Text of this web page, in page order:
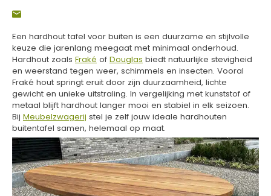
Een hardhout tafel voor buiten is een duurzame en stijlvolle
keuze die jarenlang meegaat met minimaal onderhoud.
Hardhout zoals Fraké of Douglas biedt natuurlijke stevigheid
en weerstand tegen weer, schimmels en insecten. Vooral
Fraké hout springt eruit door zijn duurzaamheid, lichte
gewicht en unieke uitstraling. In vergelijking met kunststof of
metaal blijft hardhout langer mooi en stabiel in elk seizoen.
Bij Meubelzwagerij stel je zelf jouw ideale hardhouten
buitentafel samen, helemaal op maat.